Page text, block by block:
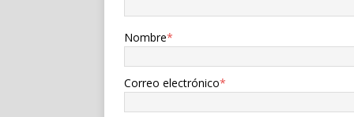
Nombre*
Correo electrónico*